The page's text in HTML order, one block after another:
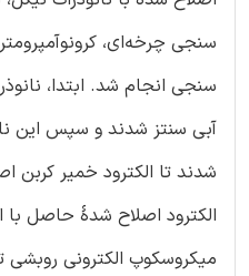
سنجی چرخه‌ای،
سنجی انجام شد. ابتدا،
آبی سنتز شدند و سپس این
شدند تا الکترود خمیر کربن
الکترود اصلاح شدۀ حاصل با